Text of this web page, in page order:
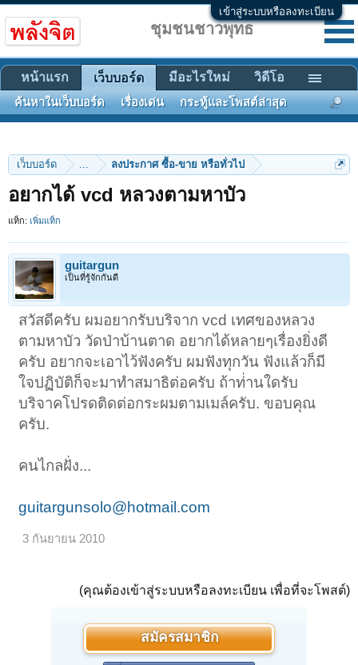
เข้าสู่ระบบหรือลงทะเบียน
เว็บบอร์ด ... ลงประกาศ ซื้อ-ขาย หรือทั่วไป
อยากได้ vcd หลวงตามหาบัว
แท็ก: เพิ่มแท็ก
guitargun
เป็นที่รู้จักกันดี
สวัสดีครับ ผมอยากรับบริจาก vcd เทศของหลวง
ตามหาบัว วัดป่าบ้านตาด อยากได้หลายๆเรื่องยิ่งดี
ครับ อยากจะเอาไว้ฟังครับ ผมฟังทุกวัน ฟังแล้วก็มี
ใจปฏิบัติก็จะมาทำสมาธิต่อครับ ถ้าท่่านใดรับ
บริจาคโปรดติดต่อกระผมตามเมล์ครับ. ขอบคุณ
ครับ.
คนไกลฝั่ง...
guitargunsolo@hotmail.com
3 กันยายน 2010
(คุณต้องเข้าสู่ระบบหรือลงทะเบียน เพื่อที่จะโพสต์)
สมัครสมาชิก
ชุมชนชาวพุทธ
หน้าแรก เว็บบอร์ด
ค้นหาในเว็บบอร์ด เรื่องเด่น กระทู้และโพสต์ล่าสุด
มีอะไรใหม่ วิดีโอ